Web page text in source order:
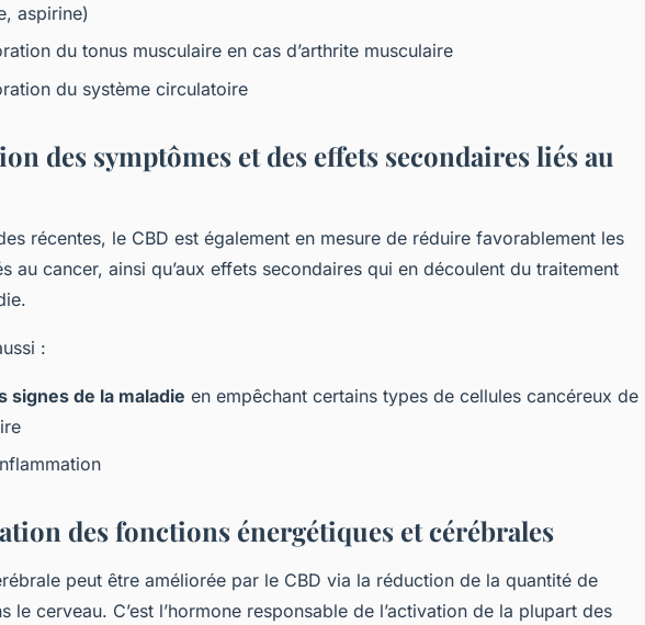
aspirine)
du tonus musculaire en cas d’arthrite musculaire
du système circulatoire
des symptômes et des effets secondaires liés au
récentes, le CBD est également en mesure de réduire favorablement les
au cancer, ainsi qu’aux effets secondaires qui en découlent du traitement
:
signes de la maladie en empêchant certains types de cellules cancéreux de
des fonctions énergétiques et cérébrales
peut être améliorée par le CBD via la réduction de la quantité de
le cerveau. C’est l’hormone responsable de l’activation de la plupart des